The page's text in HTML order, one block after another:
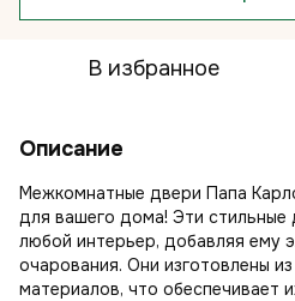
В избранное
Описание
Межкомнатные двери Папа
для вашего дома! Эти стильные
любой интерьер, добавляя ему
очарования. Они изготовлены
материалов, что обеспечивает